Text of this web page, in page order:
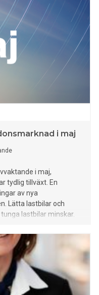
i maj
i maj,
tydlig tillväxt. En
av nya
Lätta lastbilar och
lastbilar minskar.